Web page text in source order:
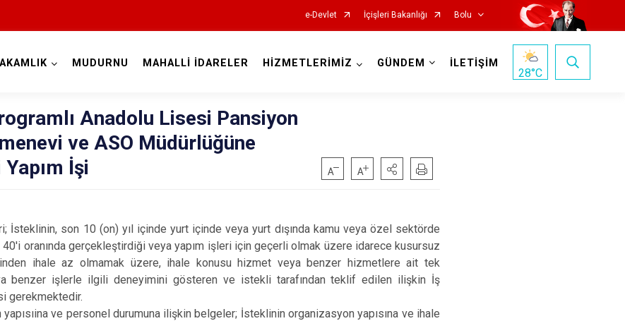
e-Devlet İçişleri Bakanlığı Bolu
Gerede
Göynük
Kıbrıscık
Mengen
MUDURNU MAHALLİ İDARELER HİZMETLERİMİZ GÜNDEM İLETİŞİM
28°C
Anadolu Lisesi Pansiyon
ve ASO Müdürlüğüne
İşi
İsteklinin, son 10 (on) yıl içinde yurt içinde veya yurt dışında kamu veya özel sektörde
oranında gerçekleştirdiği veya yapım işleri için geçerli olmak üzere idarece kusursuz
ihale az olmamak üzere, ihale konusu hizmet veya benzer hizmetlere ait tek
benzer işlerle ilgili deneyimini gösteren ve istekli tarafından teklif edilen ilişkin İş
gerekmektedir.
ve personel durumuna ilişkin belgeler; İsteklinin organizasyon yapısına ve ihale